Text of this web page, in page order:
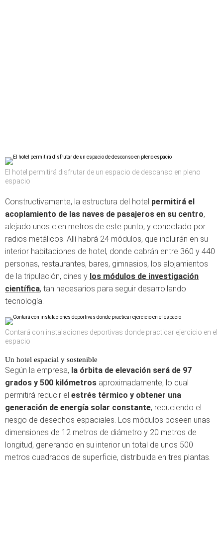
El hotel permitirá disfrutar de un espacio de descanso en pleno
espacio
Constructivamente, la estructura del hotel permitirá el
acoplamiento de las naves de pasajeros en su centro,
alejado unos cien metros de este punto, y conectado por
radios metálicos. Allí habrá 24 módulos, que incluirán en su
interior habitaciones de hotel, donde cabrán entre 360 y 440
personas, restaurantes, bares, gimnasios, los alojamientos
de la tripulación, cines y los módulos de investigación
científica, tan necesarios para seguir desarrollando
tecnología.
Contará con instalaciones deportivas donde practicar ejercicio en el
espacio
Un hotel espacial y sostenible
Según la empresa, la órbita de elevación será de 97
grados y 500 kilómetros aproximadamente, lo cual
permitirá reducir el estrés térmico y obtener una
generación de energía solar constante, reduciendo el
riesgo de desechos espaciales. Los módulos poseen unas
dimensiones de 12 metros de diámetro y 20 metros de
longitud, generando en su interior un total de unos 500
metros cuadrados de superficie, distribuida en tres plantas.